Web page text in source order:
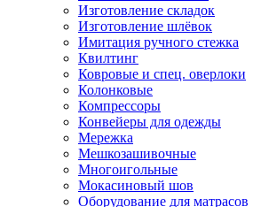
Изготовление складок
Изготовление шлёвок
Имитация ручного стежка
Квилтинг
Ковровые и спец. оверлоки
Колонковые
Компрессоры
Конвейеры для одежды
Мережка
Мешкозашивочные
Многоигольные
Мокасиновый шов
Оборудование для матрасов